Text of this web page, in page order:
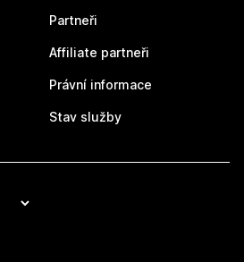
Partneři
Affiliate partneři
Právní informace
Stav služby